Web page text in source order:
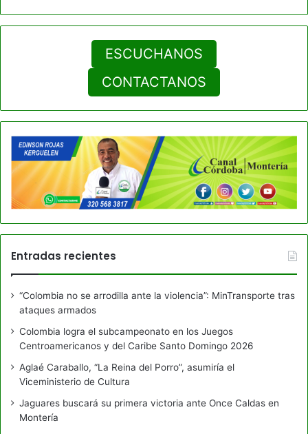
ESCUCHANOS
CONTACTANOS
Entradas recientes
“Colombia no se arrodilla ante la violencia”: MinTransporte tras
ataques armados
Colombia logra el subcampeonato en los Juegos
Centroamericanos y del Caribe Santo Domingo 2026
Aglaé Caraballo, “La Reina del Porro”, asumiría el
Viceministerio de Cultura
Jaguares buscará su primera victoria ante Once Caldas en
Montería